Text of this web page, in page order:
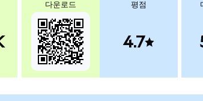
다운로드 평점
4.7